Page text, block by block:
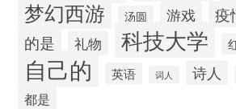
梦幻西游 汤圆 游戏 疫
的是 礼物 科技大学
自己的 英语 词人 诗人
都是